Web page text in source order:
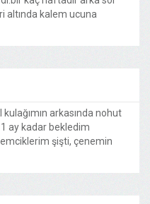
altında kalem ucuna
arkasında nohut
ay kadar bekledim
şişti, çenemin